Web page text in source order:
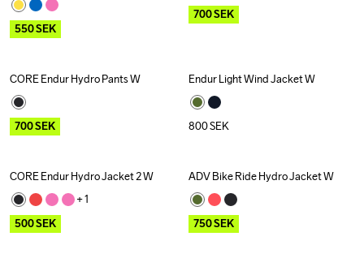
550SEK
700SEK
Outlet Recycled
CORE Endur Hydro Pants W
700SEK
Endur Light Wind Jacket W
800SEK
Outlet
CORE Endur Hydro Jacket 2 W
+ 1
500SEK
Outlet
ADV Bike Ride Hydro Jacket W
750SEK